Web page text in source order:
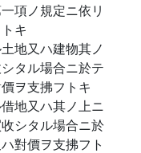
項ノ規定ニ依リ
キ
地又ハ建物其ノ
タル場合ニ於テ
ヲ支拂フトキ
地又ハ其ノ上ニ
シタル場合ニ於
對價ヲ支拂フト